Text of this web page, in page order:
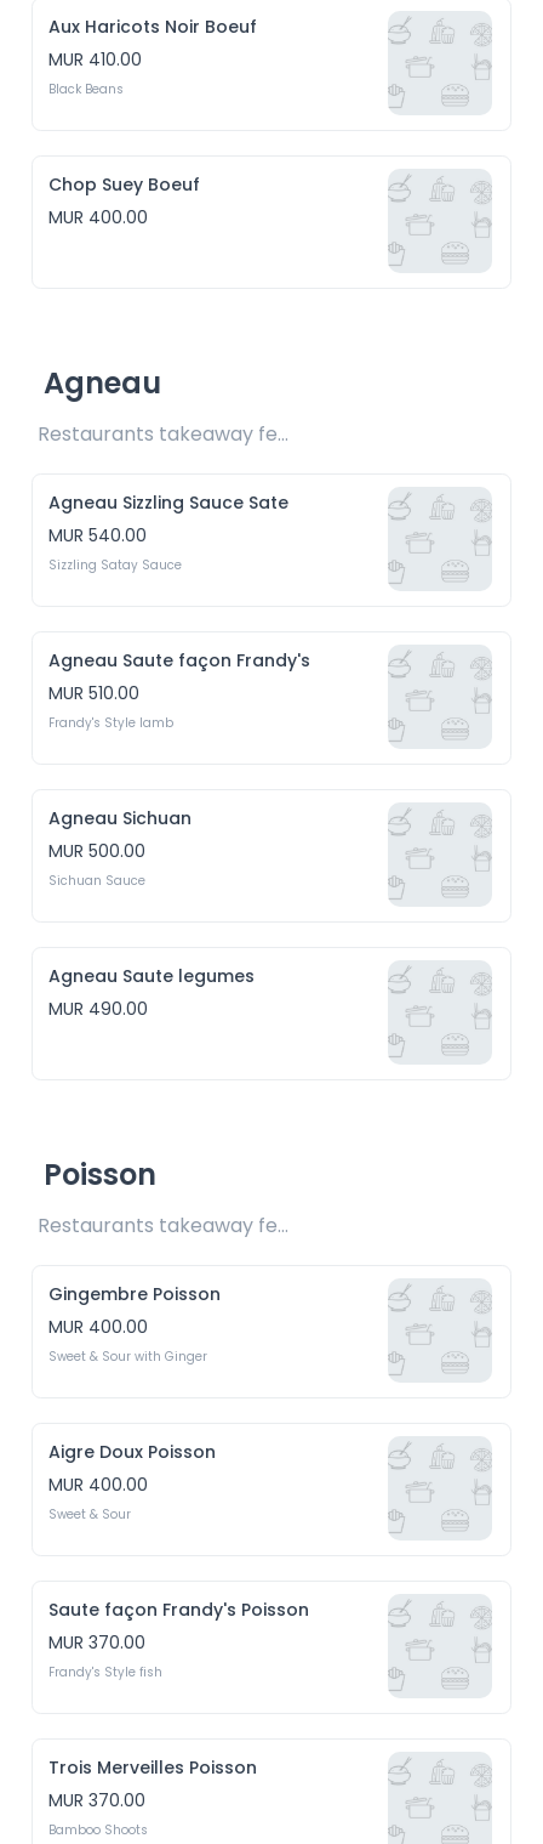
Aux Haricots Noir Boeuf
MUR 410.00
Black Beans
Chop Suey Boeuf
MUR 400.00
Agneau
Restaurants takeaway fee Rs20 included
Agneau Sizzling Sauce Sate
MUR 540.00
Sizzling Satay Sauce
Agneau Saute façon Frandy's
MUR 510.00
Frandy's Style lamb
Agneau Sichuan
MUR 500.00
Sichuan Sauce
Agneau Saute legumes
MUR 490.00
Poisson
Restaurants takeaway fee Rs20 included
Gingembre Poisson
MUR 400.00
Sweet & Sour with Ginger
Aigre Doux Poisson
MUR 400.00
Sweet & Sour
Saute façon Frandy's Poisson
MUR 370.00
Frandy's Style fish
Trois Merveilles Poisson
MUR 370.00
Bamboo Shoots